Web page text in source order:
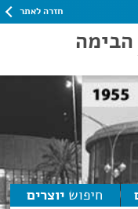
חזרה לאתר
הבימה
חיפוש יוצרים